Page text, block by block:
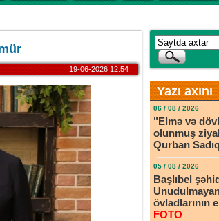
19-06-2026 12:54
Yazı axını
06 / 08 / 2026
"Elmə və
olunmuş
Qurban
05 / 08 / 2026
Başlıbel
övladlarının
FOTO